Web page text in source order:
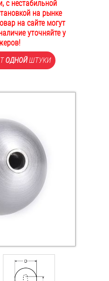
резьбой
резьбой
для яхт
с нестабильной
на рынке
на сайте могут
уточняйте у
ОДНОЙШТУКИ